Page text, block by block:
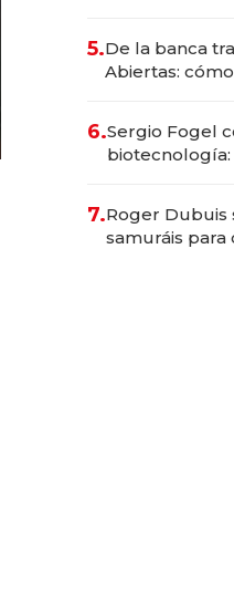
5.De la banca
Abiertas:
6.Sergio Fogel
biotecnología:
7.Roger Dubuis
samuráis para